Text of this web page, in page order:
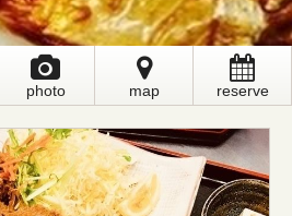
photo map reserve